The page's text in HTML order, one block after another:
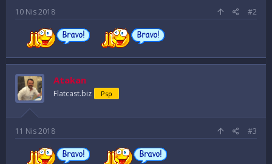
10 Nis 2018 #2
Atakan
Flatcast.biz Psp
11 Nis 2018 #3